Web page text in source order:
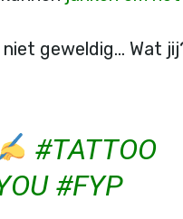
geweldig… Wat
#TATTOO
#FYP